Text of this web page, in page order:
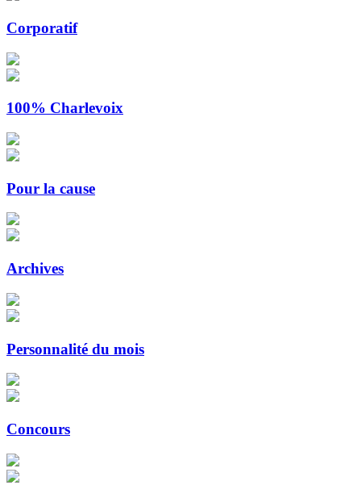
Corporatif
100% Charlevoix
Pour la cause
Archives
Personnalité du mois
Concours